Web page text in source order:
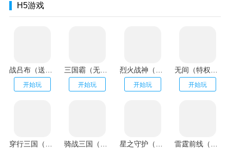
H5游戏
开始玩 开始玩 开始玩 开始玩
穿行三国（全武将免充） 骑战三国（GM刷充金手指） 星之守护（神龙送万充） 雷霆前线（送传世100万充）